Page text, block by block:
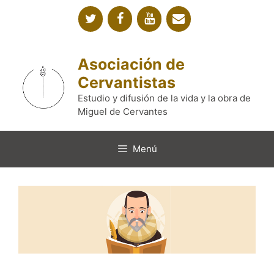
Asociación de
Cervantistas
Estudio y difusión de la vida y la obra de
Miguel de Cervantes
Menú